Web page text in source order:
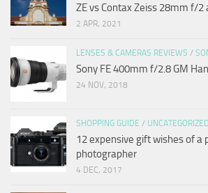
ZE vs Contax Zeiss 28mm f/2
2 APR, 2021
LENSES & CAMERAS REVIEWS /
Sony FE 400mm f/2.8 GM
24 NOV, 2018
SHOPPING GUIDE / UNCATEGORIZED
12 expensive gift wishes of a
photographer
4 DEC, 2017